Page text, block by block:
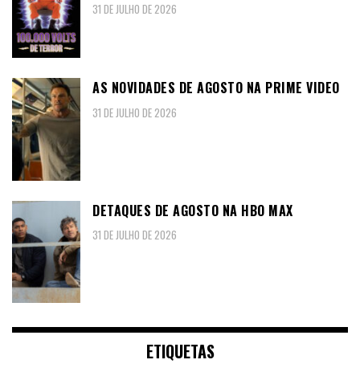
31 DE JULHO DE 2026
AS NOVIDADES DE AGOSTO NA PRIME VIDEO
31 DE JULHO DE 2026
DETAQUES DE AGOSTO NA HBO MAX
31 DE JULHO DE 2026
ETIQUETAS